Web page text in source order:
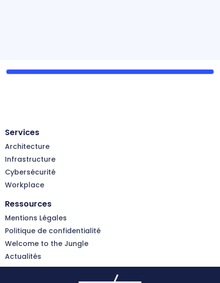
Services
Architecture
Infrastructure
Cybersécurité
Workplace
Ressources
Mentions Légales
Politique de confidentialité
Welcome to the Jungle
Actualités